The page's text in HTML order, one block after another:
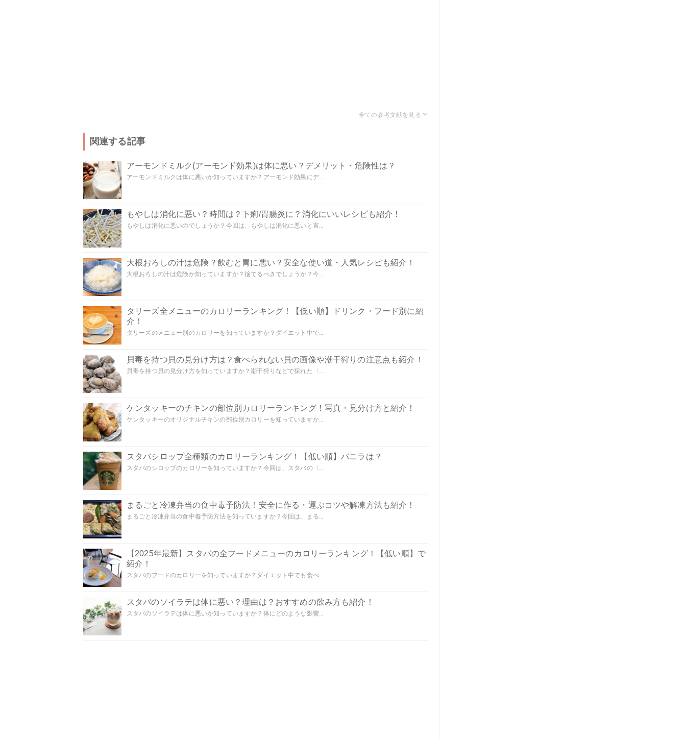
関連する記事
アーモンドミルク(アーモンド効果)は体に悪い？デメリット・危険性は？
アーモンドミルクは体に悪いか知っていますか？アーモンド効果にデ...
もやしは消化に悪い？時間は？下痢/胃腸炎に？消化にいいレシピも紹介！
もやしは消化に悪いのでしょうか？今回は、もやしは消化に悪いと言...
大根おろしの汁は危険？飲むと胃に悪い？安全な使い道・人気レシピも紹介！
大根おろしの汁は危険か知っていますか？捨てるべきでしょうか？今...
タリーズ全メニューのカロリーランキング！【低い順】ドリンク・フード別に紹
介！
タリーズのメニュー別のカロリーを知っていますか？ダイエット中で...
貝毒を持つ貝の見分け方は？食べられない貝の画像や潮干狩りの注意点も紹介！
貝毒を持つ貝の見分け方を知っていますか？潮干狩りなどで採れた〈...
ケンタッキーのチキンの部位別カロリーランキング！写真・見分け方と紹介！
ケンタッキーのオリジナルチキンの部位別カロリーを知っていますか...
スタバシロップ全種類のカロリーランキング！【低い順】バニラは？
スタバのシロップのカロリーを知っていますか？今回は、スタバの〈...
まるごと冷凍弁当の食中毒予防法！安全に作る・運ぶコツや解凍方法も紹介！
まるごと冷凍弁当の食中毒予防方法を知っていますか？今回は、まる...
【2025年最新】スタバの全フードメニューのカロリーランキング！【低い順】で
紹介！
スタバのフードのカロリーを知っていますか？ダイエット中でも食べ...
スタバのソイラテは体に悪い？理由は？おすすめの飲み方も紹介！
スタバのソイラテは体に悪いか知っていますか？体にどのような影響...